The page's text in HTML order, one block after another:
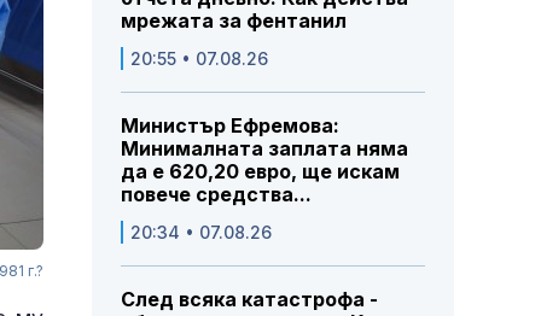
г.?
мрежата за фентанил
20:55 • 07.08.26
Министър Ефремова:
Минималната заплата няма
да е 620,20 евро, ще искам
повече средства...
20:34 • 07.08.26
След всяка катастрофа -